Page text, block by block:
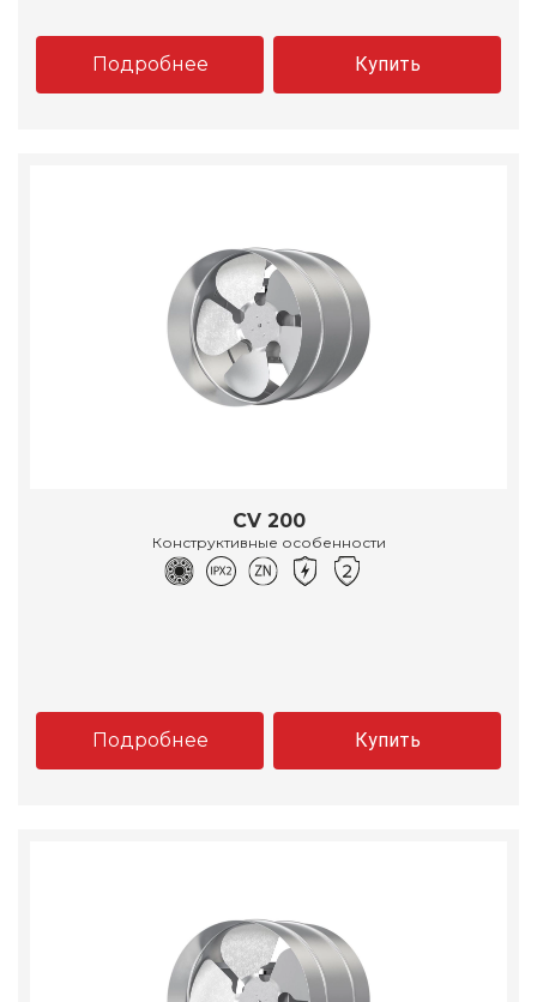
Подробнее Купить
CV 200
Конструктивные особенности
Подробнее Купить